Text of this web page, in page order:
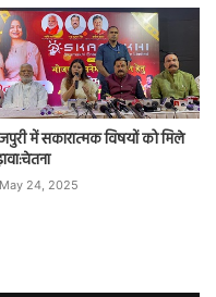
में सकारात्मक विषयों को मिले
May 24, 2025